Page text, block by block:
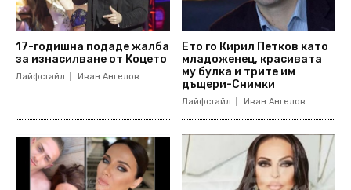
17-годишна подаде жалба
за изнасилване от Коцето
Лайфстайл Иван Ангелов
Ето го Кирил Петков като
младоженец, красивата
му булка и трите им
дъщери-Снимки
Лайфстайл Иван Ангелов